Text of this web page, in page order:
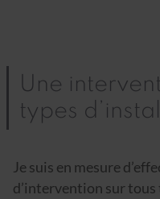
Une
types
Je suis en mesure
d’intervention sur tous